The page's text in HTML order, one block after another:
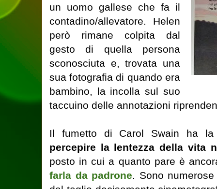
un uomo gallese che fa il
contadino/allevatore. Helen
però rimane colpita dal
gesto di quella persona
sconosciuta e, trovata una
sua fotografia di quando era
bambino, la incolla sul suo
taccuino delle annotazioni
Il fumetto di Carol Swain ha
percepire la lentezza della vita
posto in cui a quanto pare è
farla da padrone. Sono